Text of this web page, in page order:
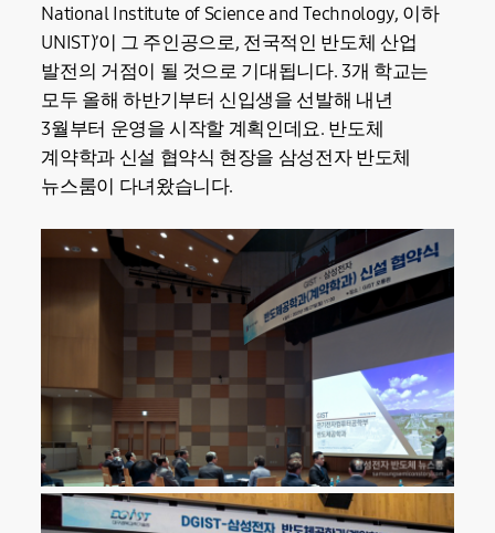
National Institute of Science and Technology, 이하
UNIST)’이 그 주인공으로, 전국적인 반도체 산업
발전의 거점이 될 것으로 기대됩니다. 3개 학교는
모두 올해 하반기부터 신입생을 선발해 내년
3월부터 운영을 시작할 계획인데요. 반도체
계약학과 신설 협약식 현장을 삼성전자 반도체
뉴스룸이 다녀왔습니다.